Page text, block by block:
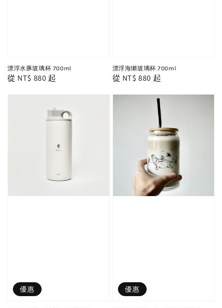
漂浮水豚玻璃杯 700ml
Regular
從 NT$ 880 起
漂浮海獺玻璃杯 700ml
Regular
從 NT$ 880 起
優惠 優惠